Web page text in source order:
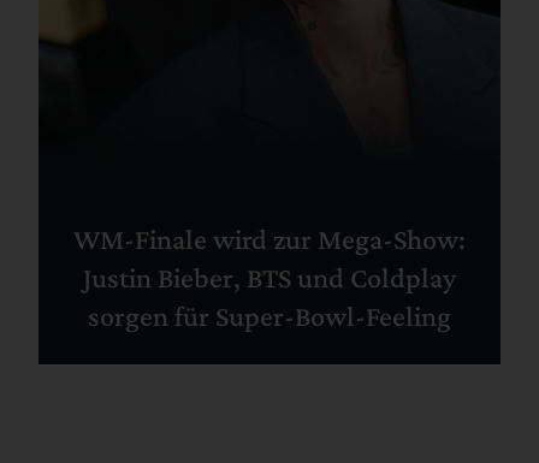
WM-Finale wird zur Mega-Show:
Justin Bieber, BTS und Coldplay
sorgen für Super-Bowl-Feeling